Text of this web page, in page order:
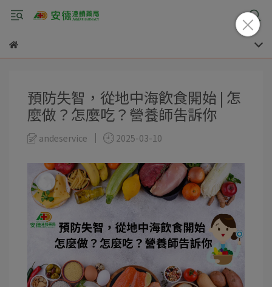
預防失智，從地中海飲食開始 | 怎
麼做？怎麼吃？營養師告訴你
andeservice 2025-03-10